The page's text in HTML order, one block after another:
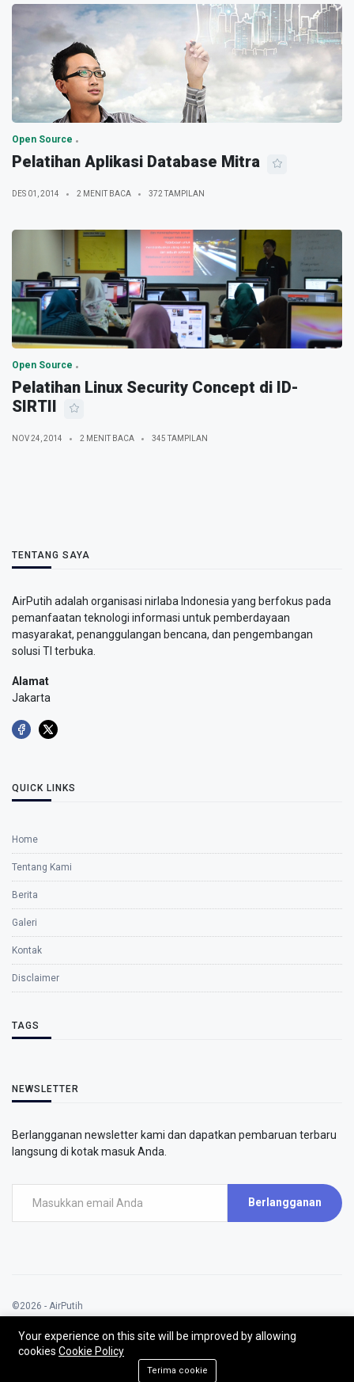
Open Source
Pelatihan Aplikasi Database Mitra
DES 01, 2014 2 MENIT BACA 372 TAMPILAN
Open Source
Pelatihan Linux Security Concept di ID-
SIRTII
NOV 24, 2014 2 MENIT BACA 345 TAMPILAN
TENTANG SAYA
AirPutih adalah organisasi nirlaba Indonesia yang berfokus pada
pemanfaatan teknologi informasi untuk pemberdayaan
masyarakat, penanggulangan bencana, dan pengembangan
solusi TI terbuka.
Alamat
Jakarta
QUICK LINKS
Home
Tentang Kami
Berita
Galeri
Kontak
Disclaimer
TAGS
NEWSLETTER
Berlangganan newsletter kami dan dapatkan pembaruan terbaru
langsung di kotak masuk Anda.
Berlangganan
©2026 - AirPutih
AirPutih | All rights reserved.
Your experience on this site will be improved by allowing
cookies Cookie Policy
Terima cookie